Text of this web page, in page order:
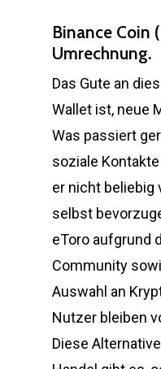
Binance Coin
Umrechnung.
Das Gute an
Wallet ist, neue
Was passiert
soziale
er nicht beliebig
selbst
eToro aufgrund
Community
Auswahl an
Nutzer bleiben
Diese